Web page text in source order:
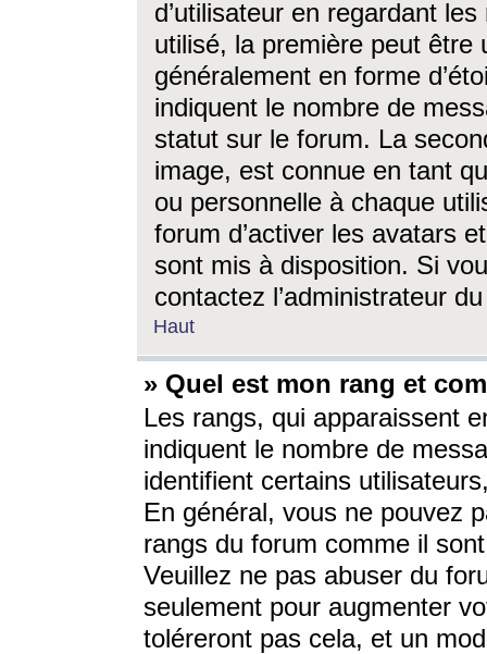
d’utilisateur en regardant
utilisé, la première peut être
généralement en forme
indiquent le nombre de
statut sur le forum. La
image, est connue en tant
ou personnelle à chaque
forum d’activer les avatars
sont mis à disposition. Si
contactez l’administrateur
Haut
» Quel est mon rang et
Les rangs, qui apparaissent
indiquent le nombre de
identifient certains
En général, vous ne pouvez
rangs du forum comme il
Veuillez ne pas abuser du
seulement pour augmenter
toléreront pas cela, et un